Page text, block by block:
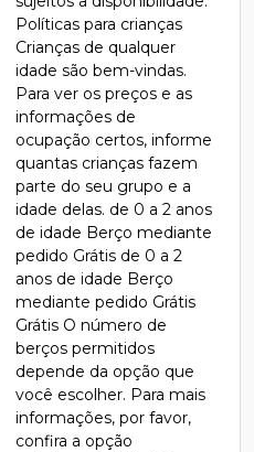
Políticas para crianças
Crianças de qualquer
idade são bem-vindas.
Para ver os preços e as
informações de
ocupação certos, informe
quantas crianças fazem
parte do seu grupo e a
idade delas. de 0 a 2 anos
de idade Berço mediante
pedido Grátis de 0 a 2
anos de idade Berço
mediante pedido Grátis
Grátis O número de
berços permitidos
depende da opção que
você escolher. Para mais
informações, por favor,
confira a opção